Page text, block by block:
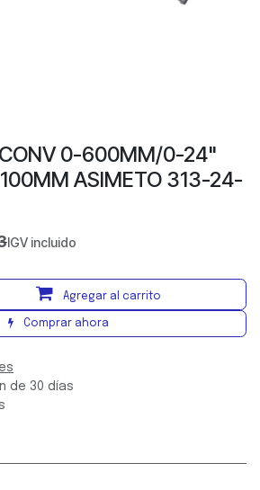
CONV 0-600MM/0-24"
ASIMETO 313-24-
IGV incluido
Agregar al carrito
Comprar ahora
de 30 días